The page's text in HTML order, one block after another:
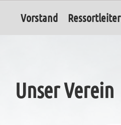
Vorstand Ressortleiter
Unser Verein